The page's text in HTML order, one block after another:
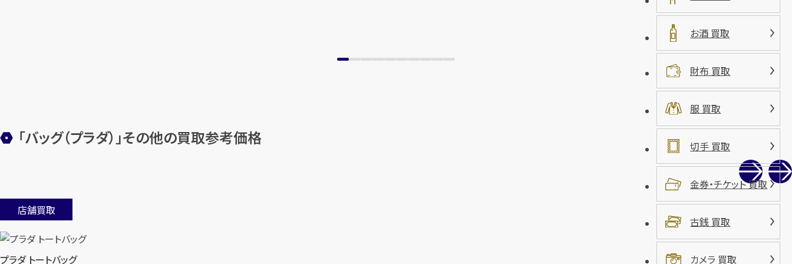
「バッグ（プラダ）」その他の買取参考価格
店舗買取
プラダ トートバッグ
お酒 買取
財布 買取
服 買取
切手 買取
金券・チケット 買取
古銭 買取
カメラ 買取